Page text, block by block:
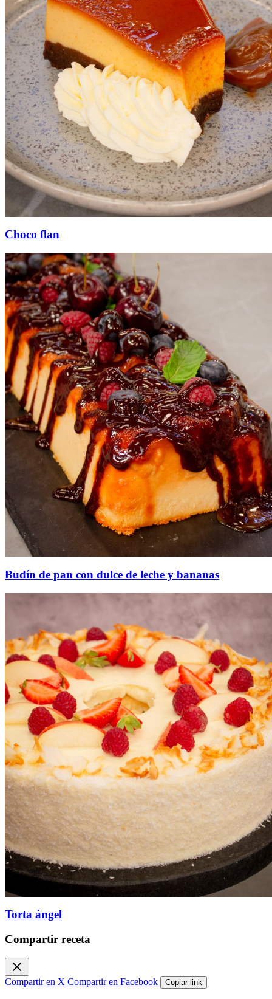
Choco flan
Budín de pan con dulce de leche y bananas
Torta ángel
Compartir receta
Compartir en X Compartir en Facebook Copiar link